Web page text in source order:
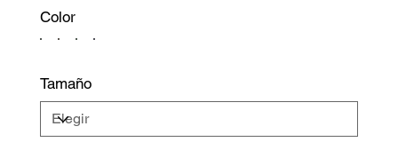
Color
Tamaño